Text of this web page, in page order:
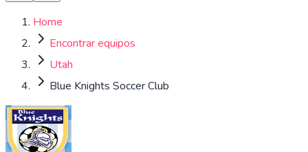
Home
Encontrar equipos
Utah
Blue Knights Soccer Club